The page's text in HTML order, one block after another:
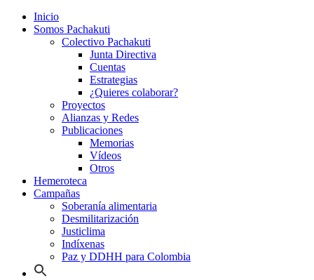
Inicio
Somos Pachakuti
Colectivo Pachakuti
Junta Directiva
Cuentas
Estrategias
¿Quieres colaborar?
Proyectos
Alianzas y Redes
Publicaciones
Memorias
Vídeos
Otros
Hemeroteca
Campañas
Soberanía alimentaria
Desmilitarización
Justiclima
Indíxenas
Paz y DDHH para Colombia